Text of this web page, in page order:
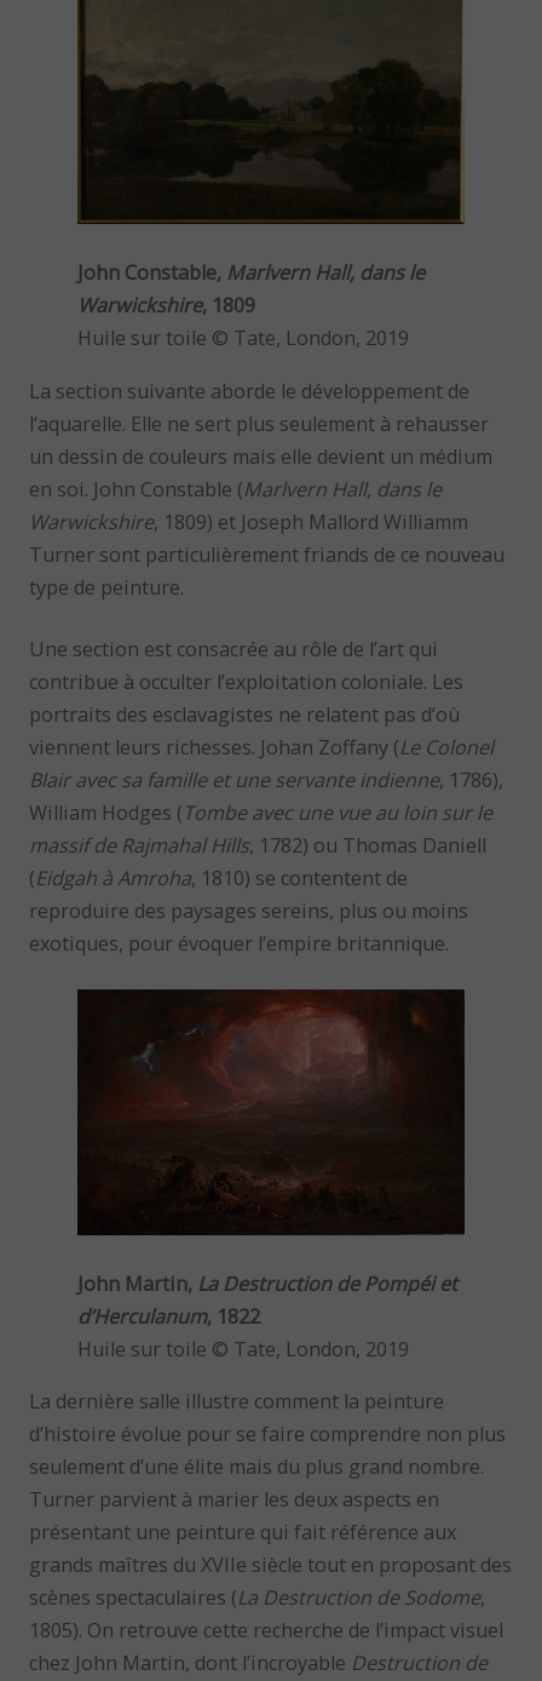
John Constable, Marlvern Hall, dans le
Warwickshire, 1809
Huile sur toile © Tate, London, 2019
La section suivante aborde le développement de
l’aquarelle. Elle ne sert plus seulement à rehausser
un dessin de couleurs mais elle devient un médium
en soi. John Constable (Marlvern Hall, dans le
Warwickshire, 1809) et Joseph Mallord Williamm
Turner sont particulièrement friands de ce nouveau
type de peinture.
Une section est consacrée au rôle de l’art qui
contribue à occulter l’exploitation coloniale. Les
portraits des esclavagistes ne relatent pas d’où
viennent leurs richesses. Johan Zoffany (Le Colonel
Blair avec sa famille et une servante indienne, 1786),
William Hodges (Tombe avec une vue au loin sur le
massif de Rajmahal Hills, 1782) ou Thomas Daniell
(Eidgah à Amroha, 1810) se contentent de
reproduire des paysages sereins, plus ou moins
exotiques, pour évoquer l’empire britannique.
John Martin, La Destruction de Pompéi et
d’Herculanum, 1822
Huile sur toile © Tate, London, 2019
La dernière salle illustre comment la peinture
d’histoire évolue pour se faire comprendre non plus
seulement d’une élite mais du plus grand nombre.
Turner parvient à marier les deux aspects en
présentant une peinture qui fait référence aux
grands maîtres du XVIIe siècle tout en proposant des
scènes spectaculaires (La Destruction de Sodome,
1805). On retrouve cette recherche de l’impact visuel
chez John Martin, dont l’incroyable Destruction de